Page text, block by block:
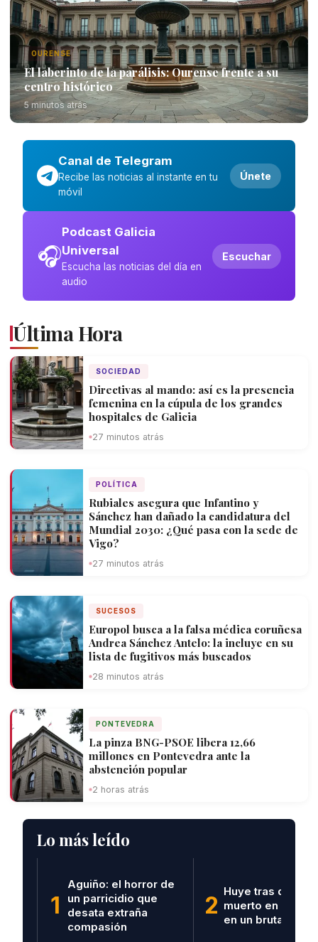
OURENSE
El laberinto de la parálisis: Ourense frente a su
centro histórico
5 minutos atrás
Canal de Telegram
Recibe las noticias al instante en tu
móvil
Únete
🎧
Podcast Galicia
Universal
Escucha las noticias del día en
audio
Escuchar
Última Hora
SOCIEDAD
Directivas al mando: así es la presencia
femenina en la cúpula de los grandes
hospitales de Galicia
27 minutos atrás
POLÍTICA
Rubiales asegura que Infantino y
Sánchez han dañado la candidatura del
Mundial 2030: ¿Qué pasa con la sede de
Vigo?
27 minutos atrás
SUCESOS
Europol busca a la falsa médica coruñesa
Andrea Sánchez Antelo: la incluye en su
lista de fugitivos más buscados
28 minutos atrás
PONTEVEDRA
La pinza BNG-PSOE libera 12,66
millones en Pontevedra ante la
abstención popular
2 horas atrás
Lo más leído
1
Aguiño: el horror de
un parricidio que
desata extraña
compasión
2
Huye tras dejar
muerto en
en un brutal